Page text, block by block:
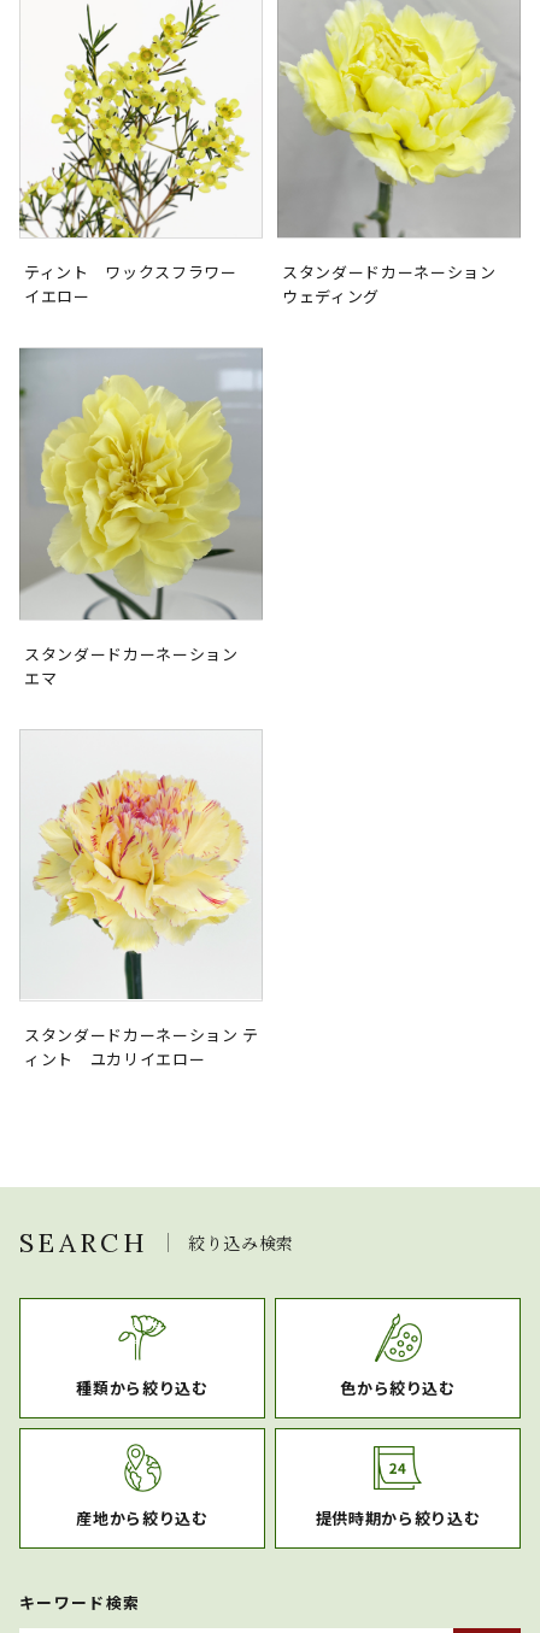
ティント ワックスフラワー
イエロー
スタンダードカーネーション
ウェディング
スタンダードカーネーション
エマ
スタンダードカーネーション テ
ィント ユカリイエロー
SEARCH 絞り込み検索
種類から絞り込む 色から絞り込む
産地から絞り込む 提供時期から絞り込む
キーワード検索